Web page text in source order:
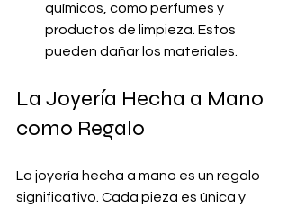
químicos, como perfumes y
productos de limpieza. Estos
pueden dañar los materiales.
La Joyería Hecha a Mano
como Regalo
La joyería hecha a mano es un regalo
significativo. Cada pieza es única y